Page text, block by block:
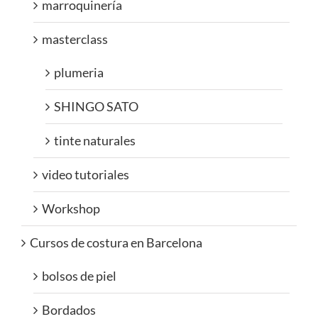
marroquinería
masterclass
plumeria
SHINGO SATO
tinte naturales
video tutoriales
Workshop
Cursos de costura en Barcelona
bolsos de piel
Bordados